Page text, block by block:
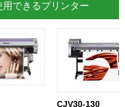
できるプリンター
CJV30-130